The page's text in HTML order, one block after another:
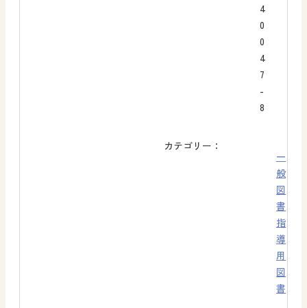
4
0
0
4
7
-
8
カテゴリー：
一
般
図
書
指
導
用
図
書